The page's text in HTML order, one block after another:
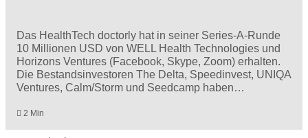
Das HealthTech doctorly hat in seiner Series-A-Runde
10 Millionen USD von WELL Health Technologies und
Horizons Ventures (Facebook, Skype, Zoom) erhalten.
Die Bestandsinvestoren The Delta, Speedinvest, UNIQA
Ventures, Calm/Storm und Seedcamp haben…
2 Min